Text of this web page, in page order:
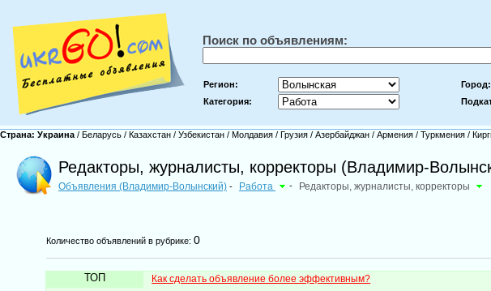
Поиск по объявлениям:
Регион: Город:
Категория:
Страна: Украина / Беларусь / Казахстан / Узбекистан / Молдавия / Грузия / Азербайджан / Армения / Туркмения /
Редакторы, журналисты, корректоры (Владимир-
Объявления (Владимир-Волынский) - Работа - Редакторы, журналисты, корректоры
Количество объявлений в рубрике:0
ТОП Как сделать объявление более эффективным?